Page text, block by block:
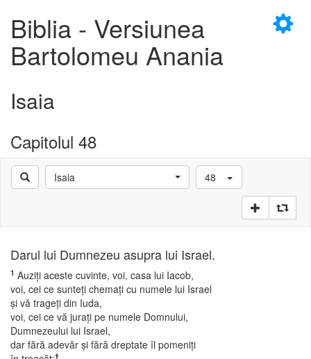
×
Biblia - Versiunea
Bartolomeu Anania
Isaia
Capitolul 48
Isaia 48
Darul lui Dumnezeu asupra lui Israel.
1 Auziţi aceste cuvinte, voi, casa lui Iacob,
voi, cei ce sunteţi chemaţi cu numele lui Israel
şi vă trageţi din Iuda,
voi, cei ce vă juraţi pe numele Domnului,
Dumnezeului lui Israel,
dar fără adevăr şi fără dreptate îl pomeniţi
†